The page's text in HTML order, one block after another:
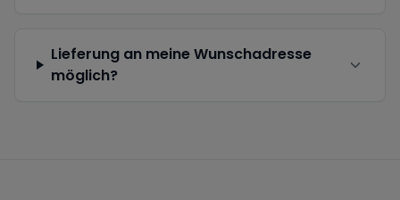
Lieferung an meine Wunschadresse
möglich?